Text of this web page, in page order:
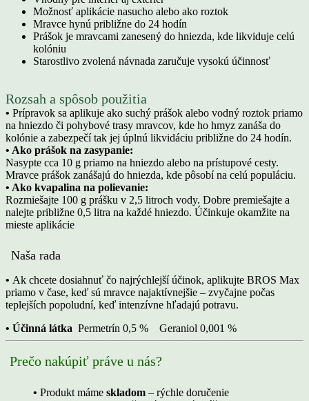
Možnosť aplikácie nasucho alebo ako roztok
Mravce hynú približne do 24 hodín
Prášok je mravcami zanesený do hniezda, kde likviduje celú
kolóniu
Starostlivo zvolená návnada zaručuje vysokú účinnosť
Rozsah a spôsob použitia
• Prípravok sa aplikuje ako suchý prášok alebo vodný roztok priamo
na hniezdo či pohybové trasy mravcov, kde ho hmyz zanáša do
kolónie a zabezpečí tak jej úplnú likvidáciu približne do 24 hodín.
• Ako prášok na zasypanie:
Nasypte cca 10 g priamo na hniezdo alebo na prístupové cesty.
Mravce prášok zanášajú do hniezda, kde pôsobí na celú populáciu.
• Ako kvapalina na polievanie:
Rozmiešajte 100 g prášku v 2,5 litroch vody. Dobre premiešajte a
nalejte približne 0,5 litra na každé hniezdo. Účinkuje okamžite na
mieste aplikácie
Naša rada
• Ak chcete dosiahnuť čo najrýchlejší účinok, aplikujte BROS Max
priamo v čase, keď sú mravce najaktívnejšie – zvyčajne počas
teplejších popoludní, keď intenzívne hľadajú potravu.
• Účinná látka Permetrín 0,5 % Geraniol 0,001 %
Prečo nakúpiť práve u nás?
• Produkt máme skladom – rýchle doručenie